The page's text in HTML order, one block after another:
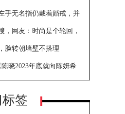
手无名指仍戴着婚戒，并
，网友：时尚是个轮回，
流行了
脸转朝墙壁不搭理
晓2023年底就向陈妍希
签